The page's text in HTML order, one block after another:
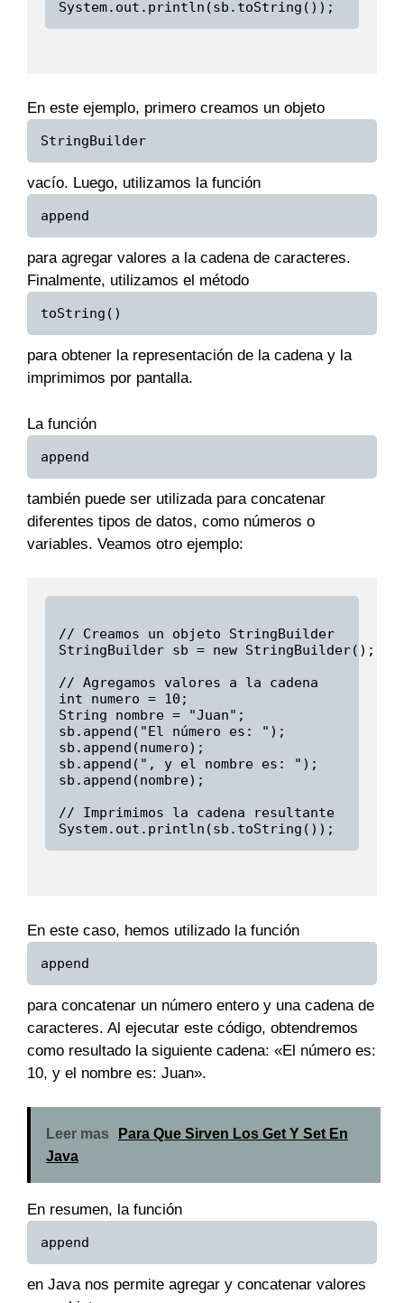
En este ejemplo, primero creamos un objeto
StringBuilder
vacío. Luego, utilizamos la función
append
para agregar valores a la cadena de caracteres.
Finalmente, utilizamos el método
toString()
para obtener la representación de la cadena y la
imprimimos por pantalla.
La función
append
también puede ser utilizada para concatenar
diferentes tipos de datos, como números o
variables. Veamos otro ejemplo:
// Creamos un objeto StringBuilder
StringBuilder sb = new StringBuilder();
// Agregamos valores a la cadena
int numero = 10;
String nombre = "Juan";
sb.append("El número es: ");
sb.append(numero);
sb.append(", y el nombre es: ");
sb.append(nombre);
// Imprimimos la cadena resultante
En este caso, hemos utilizado la función
append
para concatenar un número entero y una cadena de
caracteres. Al ejecutar este código, obtendremos
como resultado la siguiente cadena: «El número es:
10, y el nombre es: Juan».
Leer mas
Para Que Sirven Los Get Y Set En
Java
En resumen, la función
append
en Java nos permite agregar y concatenar valores